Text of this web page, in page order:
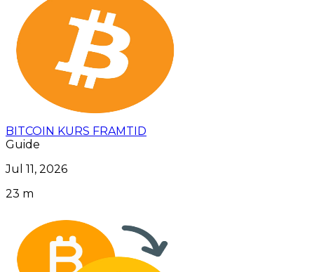
BITCOIN KURS FRAMTID
Guide
Jul 11, 2026
23 m